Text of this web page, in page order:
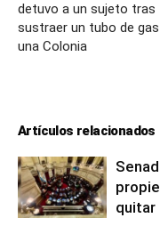
detuvo a un sujeto tras
sustraer un tubo de
una Colonia
Artículos relacionados
quitar